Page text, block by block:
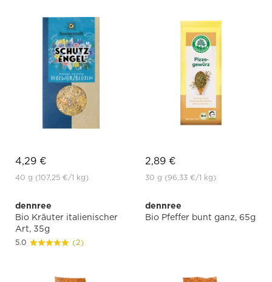
4,29 €
40 g (107,25 €/1 kg)
2,89 €
30 g (96,33 €/1 kg)
dennree
Bio Kräuter italienischer
Art, 35g
5.0 (2)
dennree
Bio Pfeffer bunt ganz, 65g